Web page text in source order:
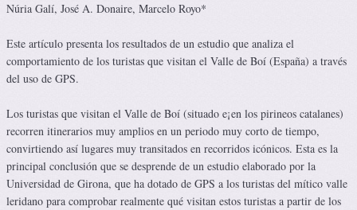
Núria Galí, José A. Donaire, Marcelo Royo*
Este artículo presenta los resultados de un estudio que analiza el
comportamiento de los turistas que visitan el Valle de Boí (España) a través
del uso de GPS.
Los turistas que visitan el Valle de Boí (situado e¡en los pirineos catalanes)
recorren itinerarios muy amplios en un periodo muy corto de tiempo,
convirtiendo así lugares muy transitados en recorridos icónicos. Esta es la
principal conclusión que se desprende de un estudio elaborado por la
Universidad de Girona, que ha dotado de GPS a los turistas del mítico valle
leridano para comprobar realmente qué visitan estos turistas a partir de los